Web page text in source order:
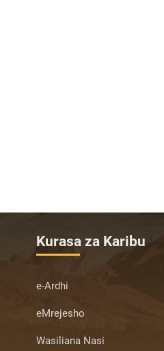
Kurasa za Karibu
e-Ardhi
eMrejesho
Wasiliana Nasi